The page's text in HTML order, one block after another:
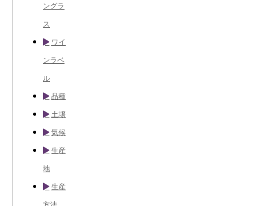
ングラ
ス
ワイ
ンラベ
ル
品種
土壌
気候
生産
地
生産